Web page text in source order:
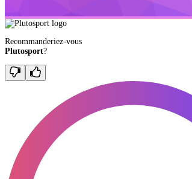
Recommanderiez-vous
Plutosport?